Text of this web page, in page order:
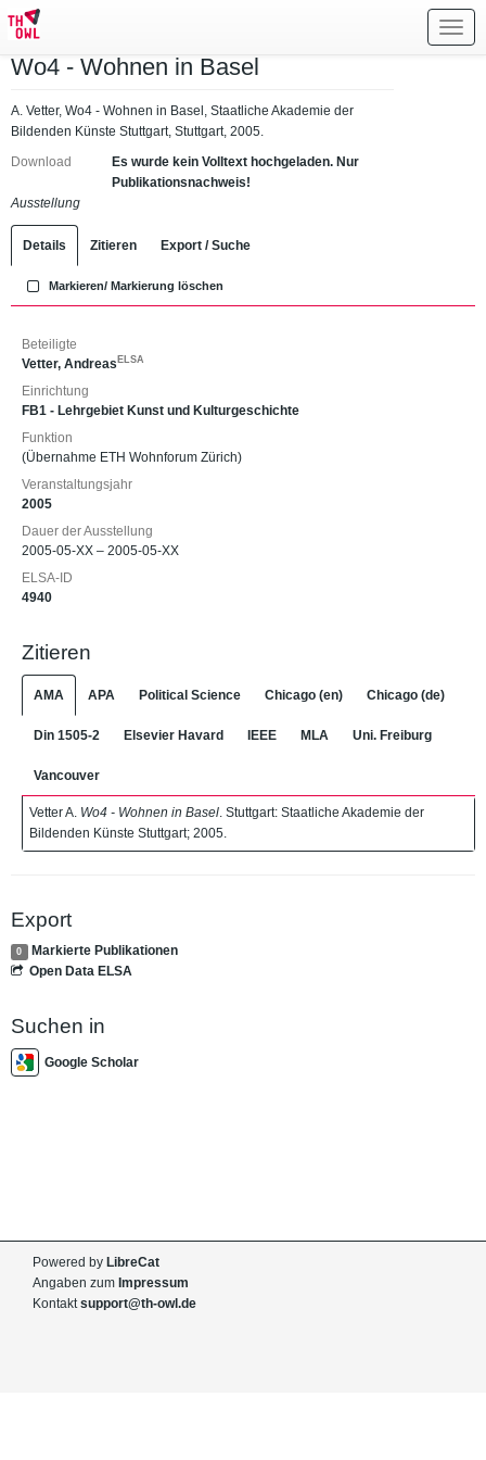
Wo4 - Wohnen in Basel
A. Vetter, Wo4 - Wohnen in Basel, Staatliche Akademie der
Bildenden Künste Stuttgart, Stuttgart, 2005.
Download
Es wurde kein Volltext hochgeladen. Nur
Publikationsnachweis!
Ausstellung
Details Zitieren Export / Suche
Markieren/ Markierung löschen
Beteiligte
Vetter, Andreas ELSA
Einrichtung
FB1 - Lehrgebiet Kunst und Kulturgeschichte
Funktion
(Übernahme ETH Wohnforum Zürich)
Veranstaltungsjahr
2005
Dauer der Ausstellung
2005-05-XX – 2005-05-XX
ELSA-ID
4940
Zitieren
AMA APA Political Science Chicago (en) Chicago (de)
Din 1505-2 Elsevier Havard IEEE MLA Uni. Freiburg
Vancouver
Vetter A. Wo4 - Wohnen in Basel . Stuttgart: Staatliche Akademie der
Bildenden Künste Stuttgart; 2005.
Export
0
Markierte Publikationen
Open Data ELSA
Suchen in
Google Scholar
Powered by LibreCat
Angaben zum Impressum
Kontaktsupport@th-owl.de